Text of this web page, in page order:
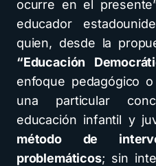
ocurre en el
educador
quien, desde la
“Educación
enfoque pedagógico
una particular
educación infantil y
método de
problemáticos; sin